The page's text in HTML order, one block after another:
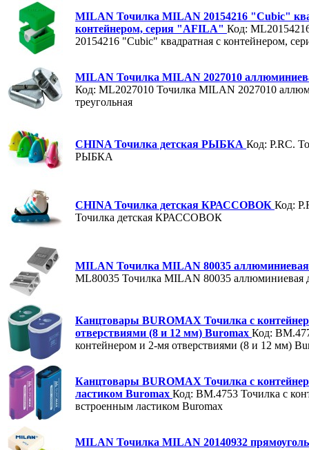
MILAN Точилка MILAN 20154216 "Cubic"
контейнером, серия "AFILA" Код:
20154216 "Cubic" квадратная с контейнером,
MILAN Точилка MILAN 2027010
Код: ML2027010 Точилка MILAN 2027010
треугольная
CHINA Точилка детская РЫБКА Код: P.RC.
РЫБКА
CHINA Точилка детская КРАССОВОК Код:
Точилка детская КРАССОВОК
MILAN Точилка MILAN 80035
ML80035 Точилка MILAN 80035 аллюминиевая
Канцтовары BUROMAX Точилка с
отверствиями (8 и 12 мм) Buromax Код:
контейнером и 2-мя отверствиями (8 и 12 мм)
Канцтовары BUROMAX Точилка с
ластиком Buromax Код: BM.4753 Точилка с
встроенным ластиком Buromax
MILAN Точилка MILAN 20140932